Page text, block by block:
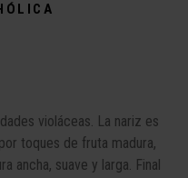
violáceas. La nariz es
toques de fruta madura,
ancha, suave y larga. Final